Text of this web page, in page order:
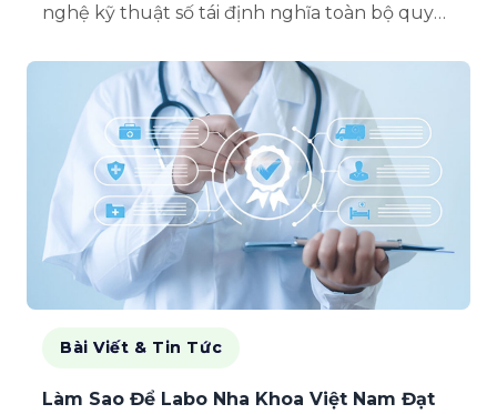
nghệ kỹ thuật số tái định nghĩa toàn bộ quy
thành công ngày nay không chỉ nằm...
Bài Viết & Tin Tức
Làm Sao Để Labo Nha Khoa Việt Nam Đạt